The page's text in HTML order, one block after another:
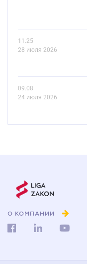
11.25
28 июля 2026
09.08
24 июля 2026
О КОМПАНИИ